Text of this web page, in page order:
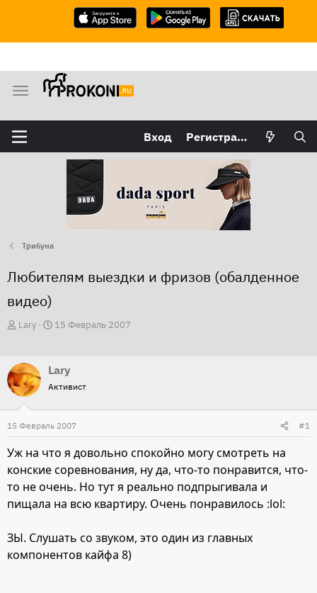
М
н
ю
Вход Регистрация
Трибуна
Любителям выездки и фризов (обалденное
видео)
А
о
р
т
е
ы
Lary
Д
а
н
а
ч
л
а
15 Февраль 2007
Lary
Активист
15 Февраль 2007 #1
Уж на что я довольно спокойно могу смотреть на
конские соревнования, ну да, что-то понравится, что-
то не очень. Но тут я реально подпрыгивала и
пищала на всю квартиру. Очень понравилось :lol:
ЗЫ. Слушать со звуком, это один из главных
компонентов кайфа 8)